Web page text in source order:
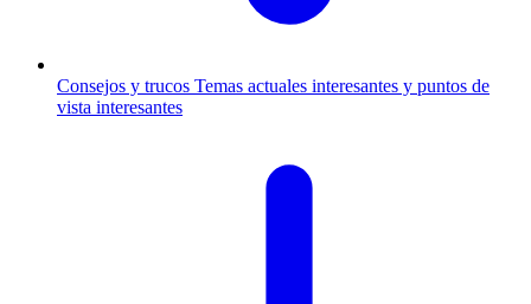
Consejos y trucos Temas actuales interesantes y puntos de
vista interesantes